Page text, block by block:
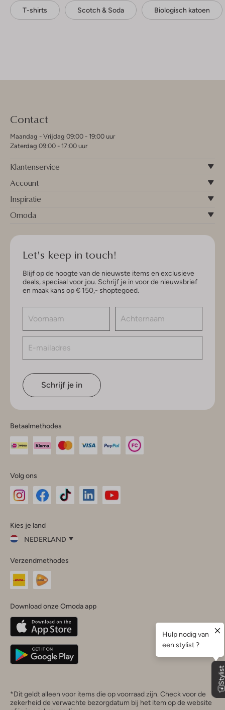
T-shirts Scotch & Soda Biologisch katoen
Contact
Maandag - Vrijdag 09:00 - 19:00 uur
Zaterdag 09:00 - 17:00 uur
Klantenservice
Account
Inspiratie
Omoda
Let's keep in touch!
Blijf op de hoogte van de nieuwste items en exclusieve
deals, speciaal voor jou. Schrijf je in voor de nieuwsbrief
en maak kans op € 150,- shoptegoed.
Schrijf je in
Betaalmethodes
Volg ons
InstagramFacebook
Kies je land
NEDERLAND
je
land
Nederland
Belgique(Français)
Deutschland
Verzendmethodes
Download onze Omoda app
*Dit geldt alleen voor items die op voorraad zijn. Check voor de
zekerheid de verwachte bezorgdatum bij het item op de website